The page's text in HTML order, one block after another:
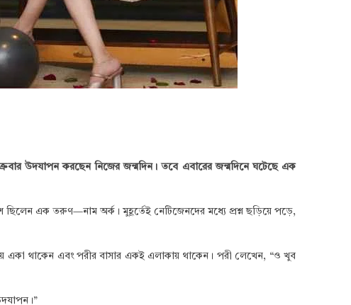
উদযাপন করছেন নিজের জন্মদিন। তবে এবারের জন্মদিনে ঘটেছে এক
এক তরুণ—নাম অর্ক। মুহূর্তেই নেটিজেনদের মধ্যে প্রশ্ন ছড়িয়ে পড়ে,
একা থাকেন এবং পরীর বাসার একই এলাকায় থাকেন। পরী লেখেন, “ও খুব